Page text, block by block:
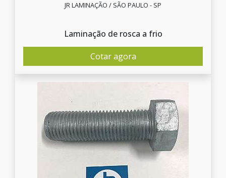
JR LAMINAÇÃO / SÃO PAULO - SP
Laminação de rosca a frio
Cotar agora